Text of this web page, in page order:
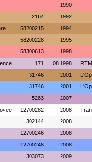
1990
2164 1992
58200215 1994
58200228 1995
58300613 1998
171 08.1998
31746 2001
31746 2001
5283 2007
12700282 2008
302144 2008
12700246 2008
12700246 2008
303073 2009